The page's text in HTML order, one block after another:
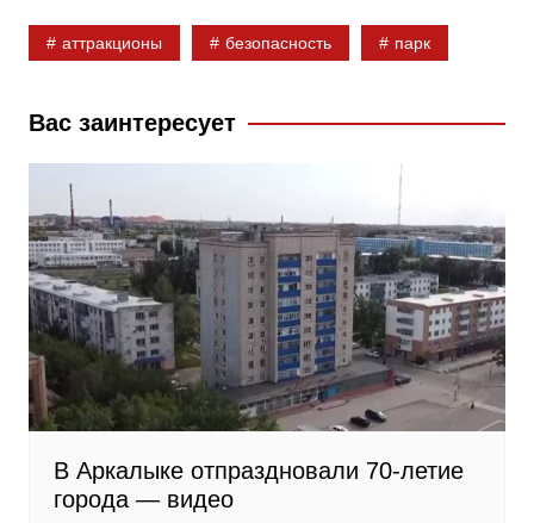
o
k
l
s
i
k
i
r
m
аттракционы безопасность парк
Вас заинтересует
В Аркалыке отпраздновали 70-летие
города — видео